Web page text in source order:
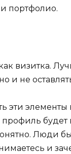
портфолио.
визитка.
и не
эти
будет
Люди
и